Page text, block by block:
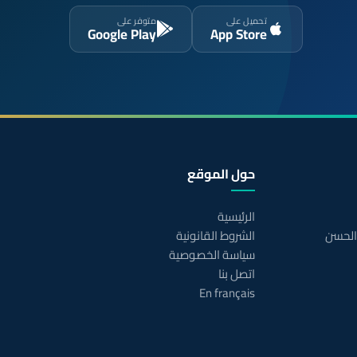
تحميل على
App Store
متوفر على
Google Play
حول الموقع
الرئيسية
الشروط القانونية
سياسة الخصوصية
اتصل بنا
En français